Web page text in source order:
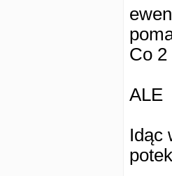
Co
ALE
Idąc